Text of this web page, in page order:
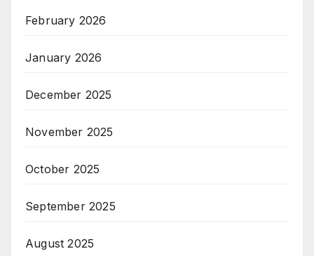
February 2026
January 2026
December 2025
November 2025
October 2025
September 2025
August 2025